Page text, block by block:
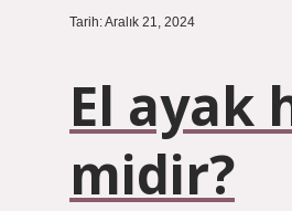
Tarih: Aralık 21, 2024
El ayak
midir?